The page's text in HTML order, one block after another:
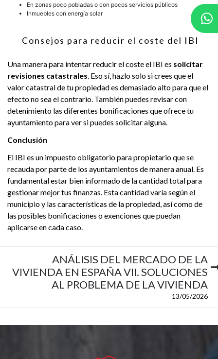
En zonas poco pobladas o con pocos servicios públicos
Inmuebles con energía solar
Consejos para reducir el coste del IBI
Una manera para intentar reducir el coste el IBI es solicitar
revisiones catastrales. Eso sí, hazlo solo si crees que el
valor catastral de tu propiedad es demasiado alto para que el
efecto no sea el contrario. También puedes revisar con
detenimiento las diferentes bonificaciones que ofrece tu
ayuntamiento para ver si puedes solicitar alguna.
Conclusión
El IBI es un impuesto obligatorio para propietario que se
recauda por parte de los ayuntamientos de manera anual. Es
fundamental estar bien informado de la cantidad total para
gestionar mejor tus finanzas. Esta cantidad varía según el
municipio y las características de la propiedad, así como de
las posibles bonificaciones o exenciones que puedan
aplicarse en cada caso.
ANÁLISIS DEL MERCADO DE LA
VIVIENDA EN ESPAÑA VII. SOLUCIONES
AL PROBLEMA DE LA VIVIENDA
13/05/2026